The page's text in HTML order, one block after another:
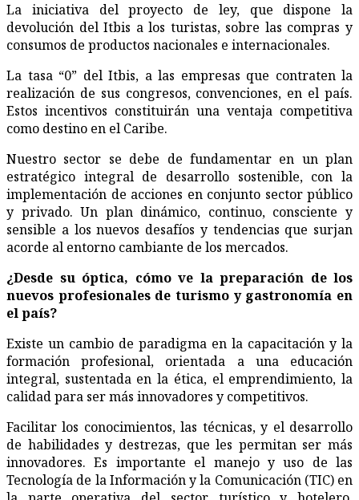
La iniciativa del proyecto de ley, que dispone la
devolución del Itbis a los turistas, sobre las compras y
consumos de productos nacionales e internacionales.
La tasa “0” del Itbis, a las empresas que contraten la
realización de sus congresos, convenciones, en el país.
Estos incentivos constituirán una ventaja competitiva
como destino en el Caribe.
Nuestro sector se debe de fundamentar en un plan
estratégico integral de desarrollo sostenible, con la
implementación de acciones en conjunto sector público
y privado. Un plan dinámico, continuo, consciente y
sensible a los nuevos desafíos y tendencias que surjan
acorde al entorno cambiante de los mercados.
¿Desde su óptica, cómo ve la preparación de los
nuevos profesionales de turismo y gastronomía en
el país?
Existe un cambio de paradigma en la capacitación y la
formación profesional, orientada a una educación
integral, sustentada en la ética, el emprendimiento, la
calidad para ser más innovadores y competitivos.
Facilitar los conocimientos, las técnicas, y el desarrollo
de habilidades y destrezas, que les permitan ser más
innovadores. Es importante el manejo y uso de las
Tecnología de la Información y la Comunicación (TIC) en